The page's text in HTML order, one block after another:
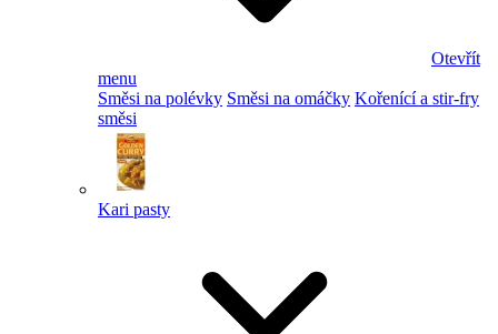
Otevřít
menu
Směsi na polévky Směsi na omáčky Kořenící a stir-fry
směsi
Kari pasty